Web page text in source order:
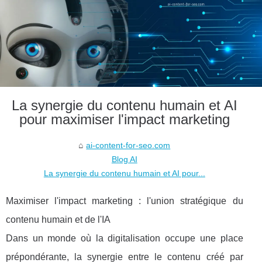
La synergie du contenu humain et AI
pour maximiser l'impact marketing
ai-content-for-seo.com
Blog AI
La synergie du contenu humain et AI pour...
Maximiser l'impact marketing : l'union stratégique du
contenu humain et de l'IA
Dans un monde où la digitalisation occupe une place
prépondérante, la synergie entre le contenu créé par